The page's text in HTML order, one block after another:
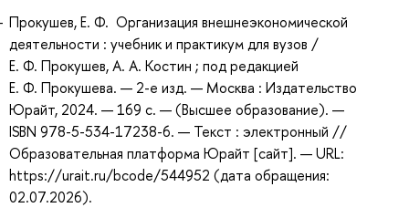
Прокушев, Е. Ф. Организация внешнеэкономической
деятельности : учебник и практикум для вузов /
Е. Ф. Прокушев, А. А. Костин ; под редакцией
Е. Ф. Прокушева. — 2-е изд. — Москва : Издательство
Юрайт, 2024. — 169 с. — (Высшее образование). —
ISBN 978-5-534-17238-6. — Текст : электронный //
Образовательная платформа Юрайт [сайт]. — URL:
https://urait.ru/bcode/544952 (дата обращения:
02.07.2026).